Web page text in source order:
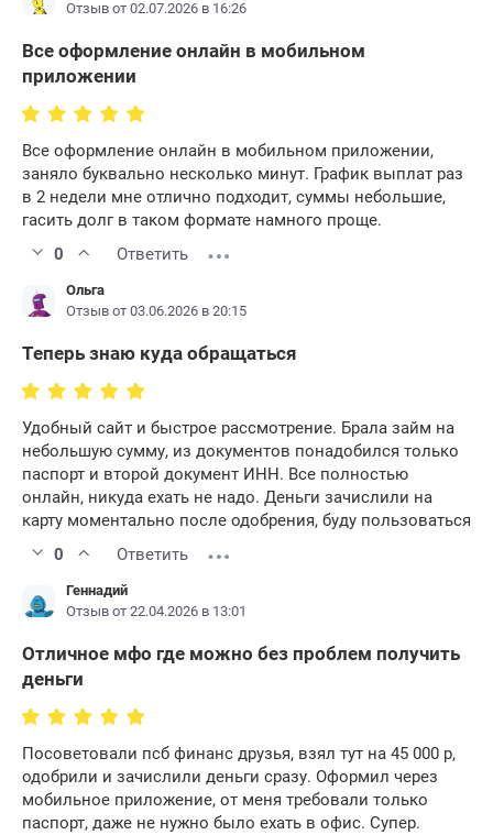
истории погашения. Выясните всю правду о МКК
КарМани , их репутации и рейтинге.
отзыв, чтобы помочь другим клиентам принять
обоснованное решение и выбрать лучшую МФО.
Отзыв от 02.07.2026 в 16:26
Все оформление онлайн в мобильном
приложении
Все оформление онлайн в мобильном приложении,
заняло буквально несколько минут. График выплат раз
в 2 недели мне отлично подходит, суммы небольшие,
гасить долг в таком формате намного проще.
0
Ответить
Ольга
Отзыв от 03.06.2026 в 20:15
Теперь знаю куда обращаться
Удобный сайт и быстрое рассмотрение. Брала займ на
небольшую сумму, из документов понадобился только
паспорт и второй документ ИНН. Все полностью
онлайн, никуда ехать не надо. Деньги зачислили на
карту моментально после одобрения, буду пользоваться
0
Ответить
Геннадий
Отзыв от 22.04.2026 в 13:01
Отличное мфо где можно без проблем получить
деньги
Посоветовали псб финанс друзья, взял тут на 45 000 р,
одобрили и зачислили деньги сразу. Оформил через
мобильное приложение, от меня требовали только
паспорт, даже не нужно было ехать в офис. Супер.